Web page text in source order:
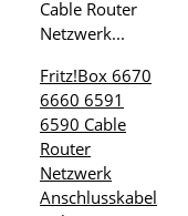
Fritz!Box 6670
6660 6591
6590 Cable
Router
Netzwerk
Anschlusskabel